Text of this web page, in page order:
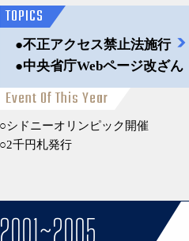
TOPICS
不正アクセス禁止法施行
中央省庁Webページ改ざん
Event Of This Year
シドニーオリンピック開催
2千円札発行
2001~2005